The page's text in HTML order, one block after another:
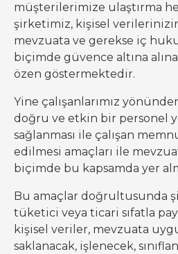
müşterilerimize ulaştırma
şirketimiz, kişisel
mevzuata ve gerekse iç
biçimde güvence altına
özen göstermektedir.
Yine çalışanlarımız
doğru ve etkin bir personel
sağlanması ile çalışan
edilmesi amaçları ile
biçimde bu kapsamda yer
Bu amaçlar doğrultusunda
tüketici veya ticari sıfatla
kişisel veriler, mevzuata
saklanacak, işlenecek,